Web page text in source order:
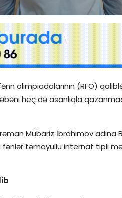
olimpiadalarının (RFO)
heç də asanlıqla
Mübariz İbrahimov adına
fənlər təmayüllü internat tipli